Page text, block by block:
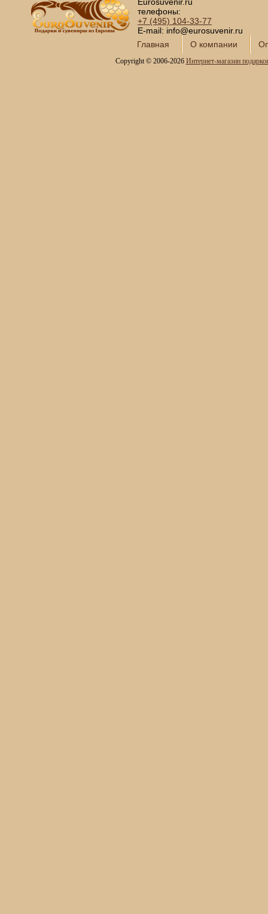
телефоны:
+7 (495) 104-33-77
E-mail: info@eurosuvenir.ru
Главная
О компании
Copyright © 2006-2026 Интернет-магазин